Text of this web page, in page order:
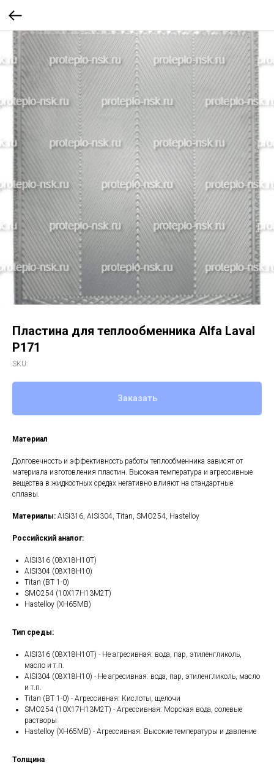
Пластина для теплообменника Alfa Laval
P171
SKU:
Заказать
Материал
Долговечность и эффективность работы теплообменника зависят от
материала изготовления пластин. Высокая температура и агрессивные
вещества в жидкостных средах негативно влияют на стандартные
сплавы.
Материалы: AISI316, AISI304, Titan, SMO254, Hastelloy
Российский аналог:
AISI316 (08Х18Н10Т)
AISI304 (08Х18Н10)
Titan (ВТ 1-0)
SMO254 (10Х17Н13М2Т)
Hastelloy (ХН65МВ)
Тип среды:
AISI316 (08Х18Н10Т) - Не агресивная: вода, пар, этиленгликоль,
масло и т.п.
AISI304 (08Х18Н10) - Не агресивная: вода, пар, этиленгликоль, масло
и т.п.
Titan (ВТ 1-0) - Агрессивная: Кислоты, щелочи
SMO254 (10Х17Н13М2Т) - Агрессивная: Морская вода, солевые
растворы
Hastelloy (ХН65МВ) - Агрессивная: Высокие температуры и давление
Толщина